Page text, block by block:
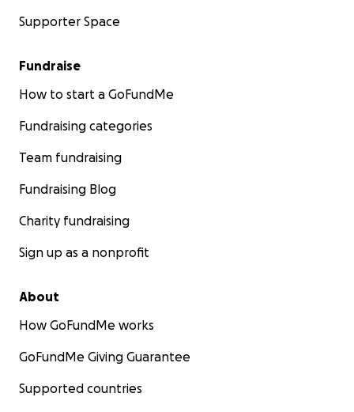
Supporter Space
Fundraise
How to start a GoFundMe
Fundraising categories
Team fundraising
Fundraising Blog
Charity fundraising
Sign up as a nonprofit
About
How GoFundMe works
GoFundMe Giving Guarantee
Supported countries